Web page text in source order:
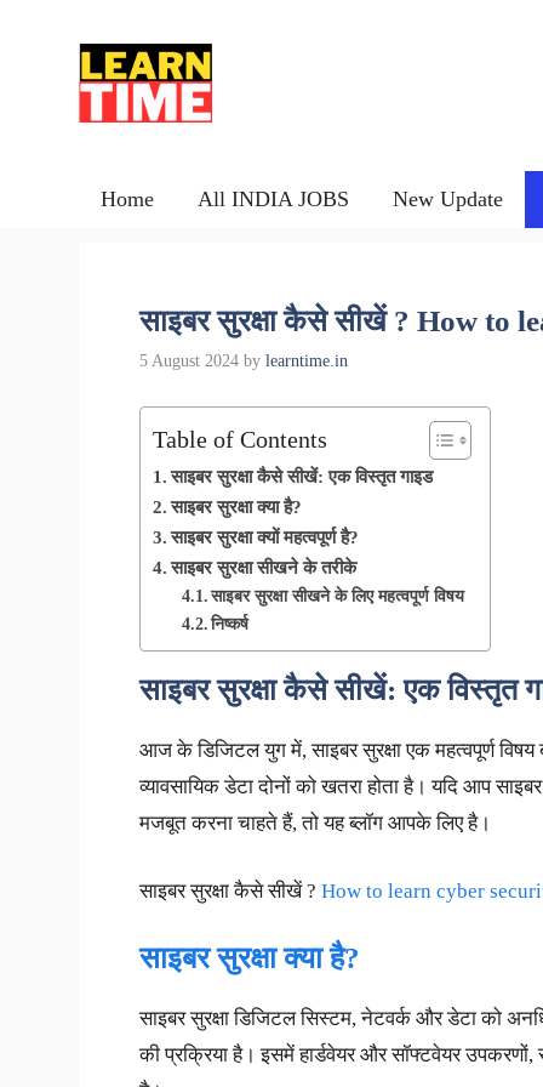
Home All INDIA JOBS New Update
साइबर सुरक्षा कैसे सीखें ? How to
5 August 2024 by learntime.in
Table of Contents
साइबर सुरक्षा कैसे सीखें: एक विस्तृत गाइड
साइबर सुरक्षा क्या है?
साइबर सुरक्षा क्यों महत्वपूर्ण है?
साइबर सुरक्षा सीखने के तरीके
साइबर सुरक्षा सीखने के लिए महत्वपूर्ण विषय
निष्कर्ष
साइबर सुरक्षा कैसे सीखें: एक विस्तृत
आज के डिजिटल युग में, साइबर सुरक्षा एक महत्वपूर्ण
व्यावसायिक डेटा दोनों को खतरा होता है। यदि आप
मजबूत करना चाहते हैं, तो यह ब्लॉग आपके लिए है।
साइबर सुरक्षा कैसे सीखें ? How to learn cyber
साइबर सुरक्षा क्या है?
साइबर सुरक्षा डिजिटल सिस्टम, नेटवर्क और डेटा को
की प्रक्रिया है। इसमें हार्डवेयर और सॉफ्टवेयर उपकरणों,